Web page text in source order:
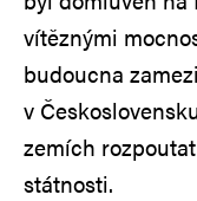
vítěznými
budoucna
v
zemích
státnosti.